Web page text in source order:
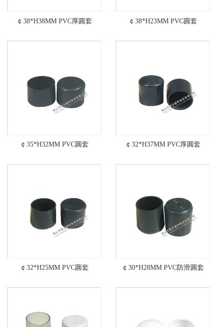
￠38*H38MM PVC厚圓套 ￠38*H23MM PVC圓套
￠35*H32MM PVC圓套 ￠32*H37MM PVC厚圓套
￠32*H25MM PVC圓套 ￠30*H28MM PVC防滑圓套